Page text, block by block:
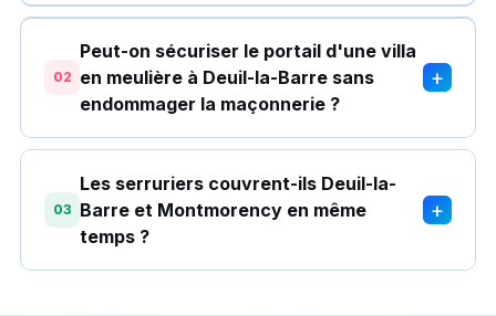
02
Peut-on sécuriser le portail d'une villa
en meulière à Deuil-la-Barre sans
endommager la maçonnerie ?
+
03
Les serruriers couvrent-ils Deuil-la-
Barre et Montmorency en même
temps ?
+